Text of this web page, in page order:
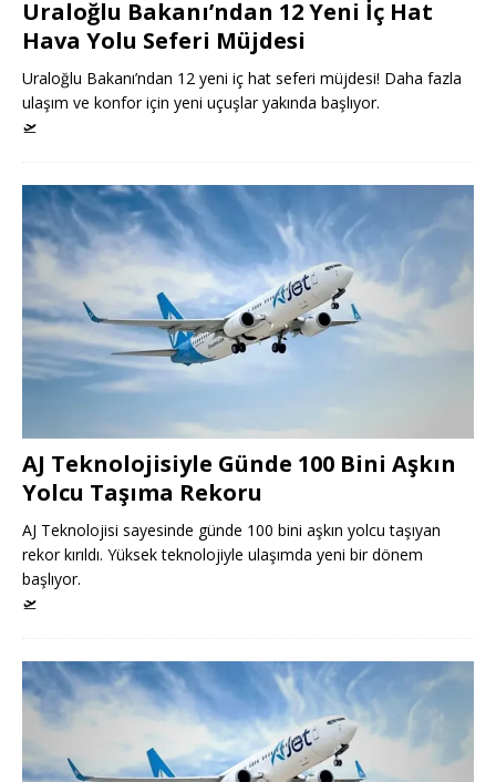
Uraloğlu Bakanı’ndan 12 Yeni İç Hat
Hava Yolu Seferi Müjdesi
Uraloğlu Bakanı’ndan 12 yeni iç hat seferi müjdesi! Daha fazla
ulaşım ve konfor için yeni uçuşlar yakında başlıyor.
🛫
AJ Teknolojisiyle Günde 100 Bini Aşkın
Yolcu Taşıma Rekoru
AJ Teknolojisi sayesinde günde 100 bini aşkın yolcu taşıyan
rekor kırıldı. Yüksek teknolojiyle ulaşımda yeni bir dönem
başlıyor.
🛫